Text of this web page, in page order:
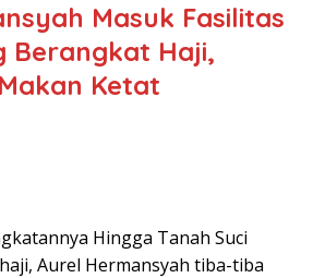
Masuk Fasilitas
Berangkat Haji,
Ketat
Hingga Tanah Suci
Aurel Hermansyah tiba-tiba